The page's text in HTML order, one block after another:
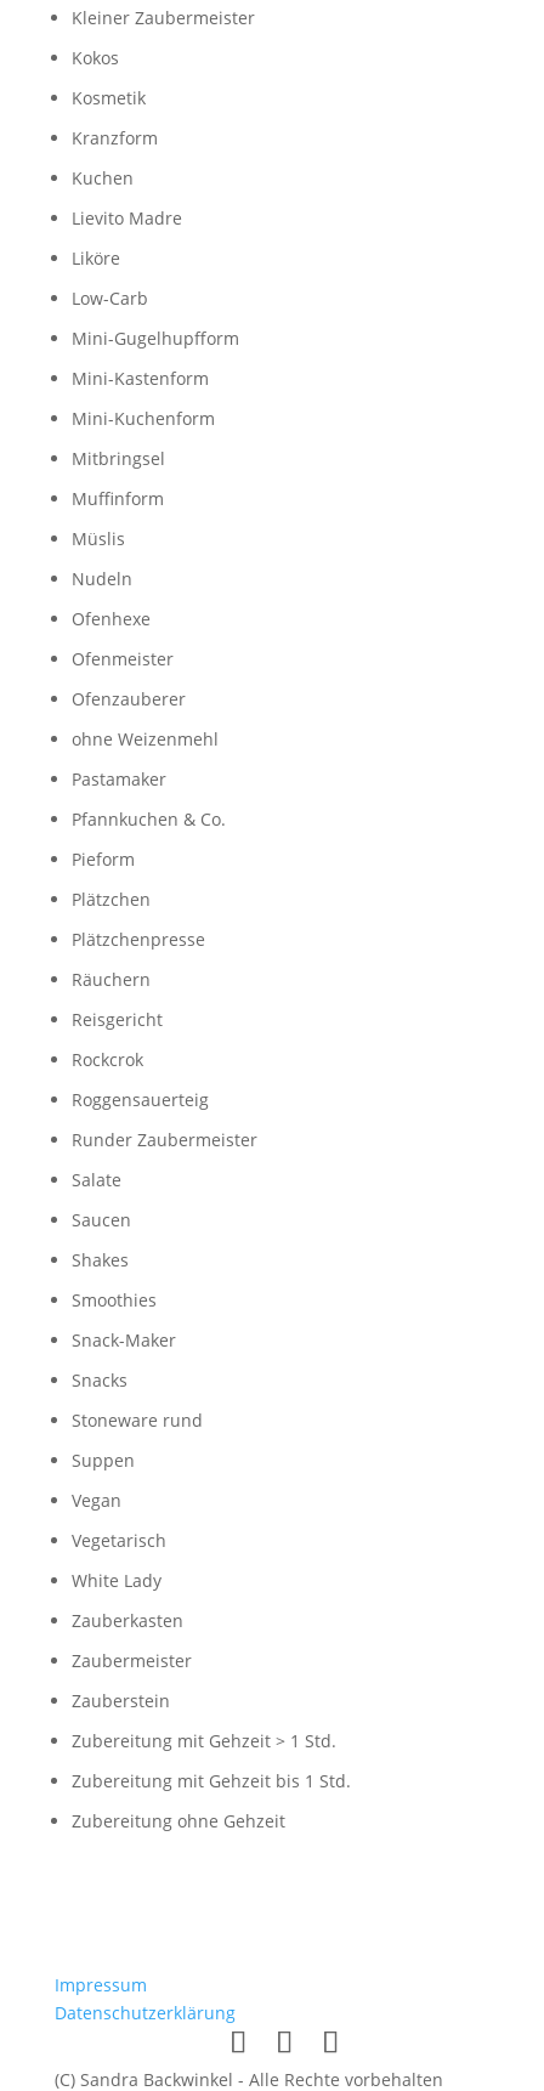
Kleiner Zaubermeister
Kokos
Kosmetik
Kranzform
Kuchen
Lievito Madre
Liköre
Low-Carb
Mini-Gugelhupfform
Mini-Kastenform
Mini-Kuchenform
Mitbringsel
Muffinform
Müslis
Nudeln
Ofenhexe
Ofenmeister
Ofenzauberer
ohne Weizenmehl
Pastamaker
Pfannkuchen & Co.
Pieform
Plätzchen
Plätzchenpresse
Räuchern
Reisgericht
Rockcrok
Roggensauerteig
Runder Zaubermeister
Salate
Saucen
Shakes
Smoothies
Snack-Maker
Snacks
Stoneware rund
Suppen
Vegan
Vegetarisch
White Lady
Zauberkasten
Zaubermeister
Zauberstein
Zubereitung mit Gehzeit > 1 Std.
Zubereitung mit Gehzeit bis 1 Std.
Zubereitung ohne Gehzeit
Impressum
Datenschutzerklärung
(C) Sandra Backwinkel - Alle Rechte vorbehalten